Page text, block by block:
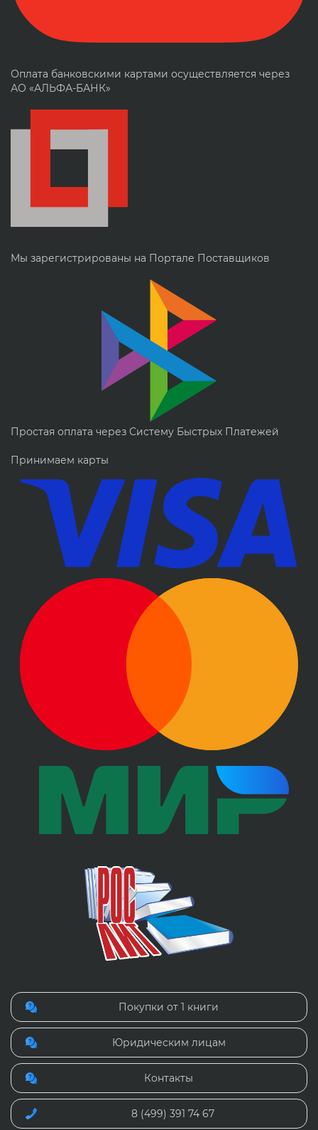
Оплата банковскими картами осуществляется через
АО «АЛЬФА-БАНК»
Мы зарегистрированы на Портале Поставщиков
Простая оплата через Систему Быстрых Платежей
Принимаем карты
Покупки от 1 книги
Юридическим лицам
Контакты
8 (499) 391 74 67